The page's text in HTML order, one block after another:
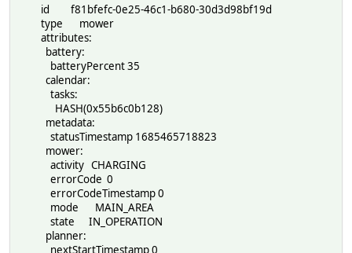
id f81bfefc-0e25-46c1-b680-30d3d98bf19d
type mower
attributes:
battery:
batteryPercent 35
calendar:
tasks:
HASH(0x55b6c0b128)
metadata:
statusTimestamp 1685465718823
mower:
activity CHARGING
errorCode 0
errorCodeTimestamp 0
mode MAIN_AREA
state IN_OPERATION
planner: